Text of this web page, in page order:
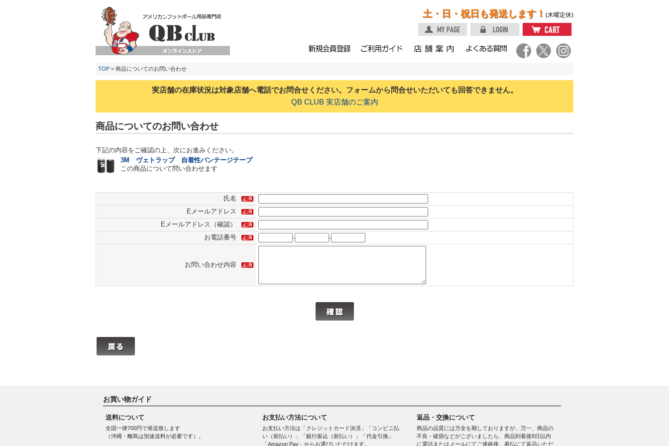
土・日・祝日も発送します！ (木曜定休)
TOP > 商品についてのお問い合わせ
実店舗の在庫状況は対象店舗へ電話でお問合せください。フォームから問合せいただいても回答できません。
QB CLUB 実店舗のご案内
商品についてのお問い合わせ
下記の内容をご確認の上、次にお進みください。
3M ヴェトラップ 自着性バンテージテープ
この商品について問い合わせます
氏名
Eメールアドレス
Eメールアドレス（確認）
お電話番号
- -
お問い合わせ内容
お買い物ガイド
送料について
全国一律700円で発送致します
（沖縄・離島は別途送料が必要です）。
お支払い方法について
お支払い方法は「クレジットカード決済」「コンビニ払
い（前払い）」「銀行振込（前払い）」「代金引換」
「Amazon Pay」からお選びいただけます。
返品・交換について
商品の品質には万全を期しておりますが、万一、商品の
不良・破損などがございましたら、商品到着後8日以内
に電話またはメールにてご連絡後、着払にて返品いただ